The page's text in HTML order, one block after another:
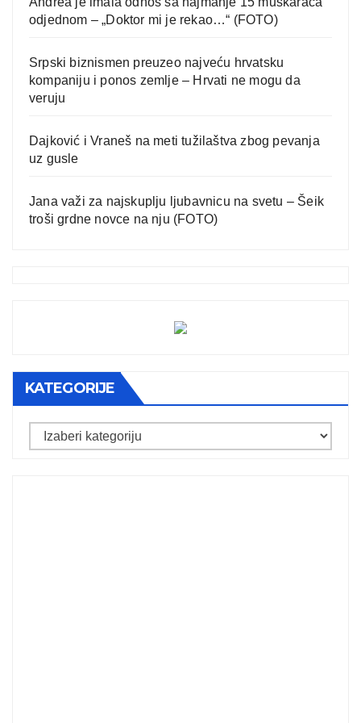
odjednom – „Doktor mi je rekao…“ (FOTO)
Srpski biznismen preuzeo najveću hrvatsku
kompaniju i ponos zemlje – Hrvati ne mogu da
veruju
Dajković i Vraneš na meti tužilaštva zbog pevanja
uz gusle
Jana važi za najskuplju ljubavnicu na svetu – Šeik
troši grdne novce na nju (FOTO)
KATEGORIJE
Kategorije